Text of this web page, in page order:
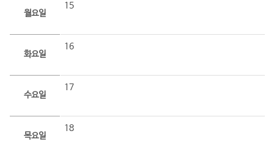
월요일
15
화요일
16
수요일
17
목요일
18